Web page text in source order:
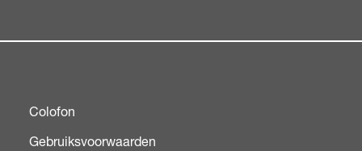
Colofon
Gebruiksvoorwaarden